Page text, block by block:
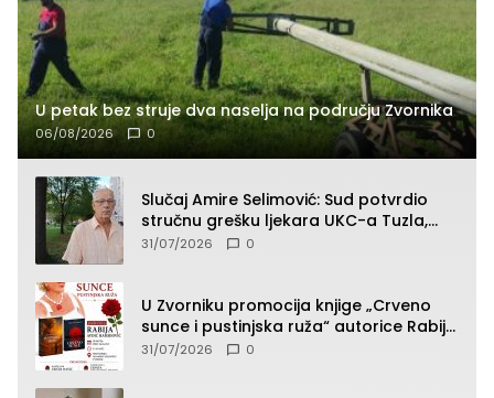
U petak bez struje dva naselja na području Zvornika
06/08/2026 0
Slučaj Amire Selimović: Sud potvrdio
stručnu grešku ljekara UKC-a Tuzla,
presudan dokaz ostala obdukcija
31/07/2026 0
U Zvorniku promocija knjige „Crveno
sunce i pustinjska ruža“ autorice Rabije
Avdić-Hamidović
31/07/2026 0